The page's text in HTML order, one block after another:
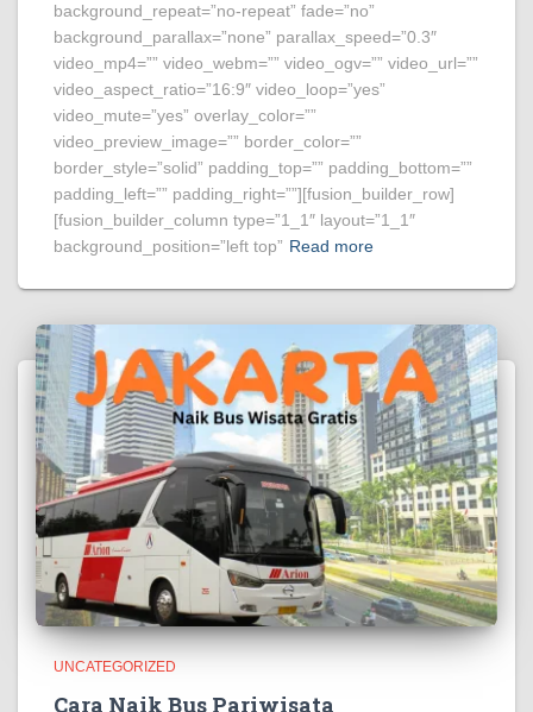
background_repeat=”no-repeat” fade=”no”
background_parallax=”none” parallax_speed=”0.3″
video_mp4=”” video_webm=”” video_ogv=”” video_url=””
video_aspect_ratio=”16:9″ video_loop=”yes”
video_mute=”yes” overlay_color=””
video_preview_image=”” border_color=””
border_style=”solid” padding_top=”” padding_bottom=””
padding_left=”” padding_right=””][fusion_builder_row]
[fusion_builder_column type=”1_1″ layout=”1_1″
background_position=”left top” Read more
UNCATEGORIZED
Cara Naik Bus Pariwisata